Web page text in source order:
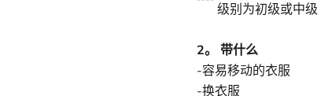
级别为初级或中级
2。 带什么
-容易移动的衣服
-换衣服